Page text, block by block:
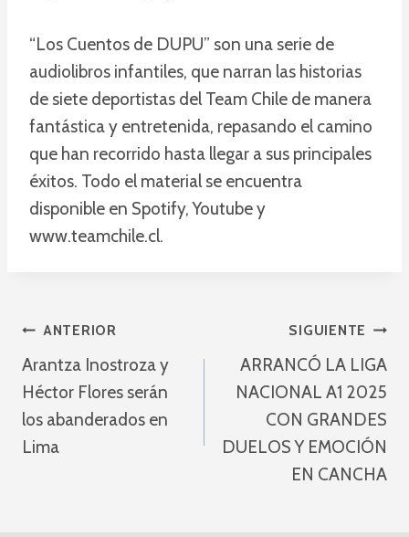
“Los Cuentos de DUPU” son una serie de
audiolibros infantiles, que narran las historias
de siete deportistas del Team Chile de manera
fantástica y entretenida, repasando el camino
que han recorrido hasta llegar a sus principales
éxitos. Todo el material se encuentra
disponible en Spotify, Youtube y
www.teamchile.cl.
Navegación
De
Entradas
ANTERIOR
Arantza Inostroza y
Héctor Flores serán
los abanderados en
Lima
SIGUIENTE
ARRANCÓ LA LIGA
NACIONAL A1 2025
CON GRANDES
DUELOS Y EMOCIÓN
EN CANCHA